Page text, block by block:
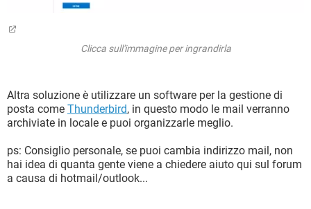
Clicca sull'immagine per ingrandirla
Altra soluzione è utilizzare un software per la gestione di
posta come Thunderbird, in questo modo le mail verranno
archiviate in locale e puoi organizzarle meglio.
ps: Consiglio personale, se puoi cambia indirizzo mail, non
hai idea di quanta gente viene a chiedere aiuto qui sul forum
a causa di hotmail/outlook...